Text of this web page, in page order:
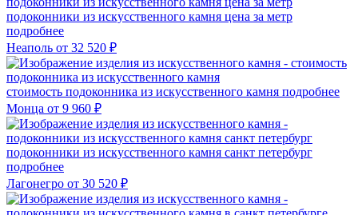
подоконники из искусственного камня цена за метр
подробнее
Неаполь от 32 520 ₽
стоимость подоконника из искусственного камня подробнее
Монца от 9 960 ₽
подоконники из искусственного камня санкт петербург
подробнее
Лагонегро от 30 520 ₽